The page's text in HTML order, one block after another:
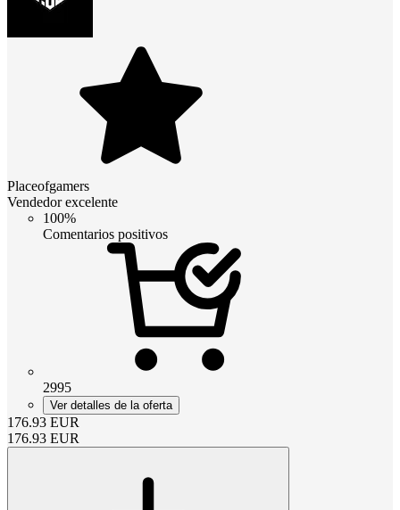
Placeofgamers
Vendedor excelente
100%
Comentarios positivos
2995
Ver detalles de la oferta
176.93 EUR
176.93 EUR